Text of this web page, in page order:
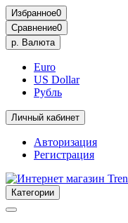
Избранное0
Сравнение0
р. Валюта
Euro
US Dollar
Рубль
Личный кабинет
Авторизация
Регистрация
Категории